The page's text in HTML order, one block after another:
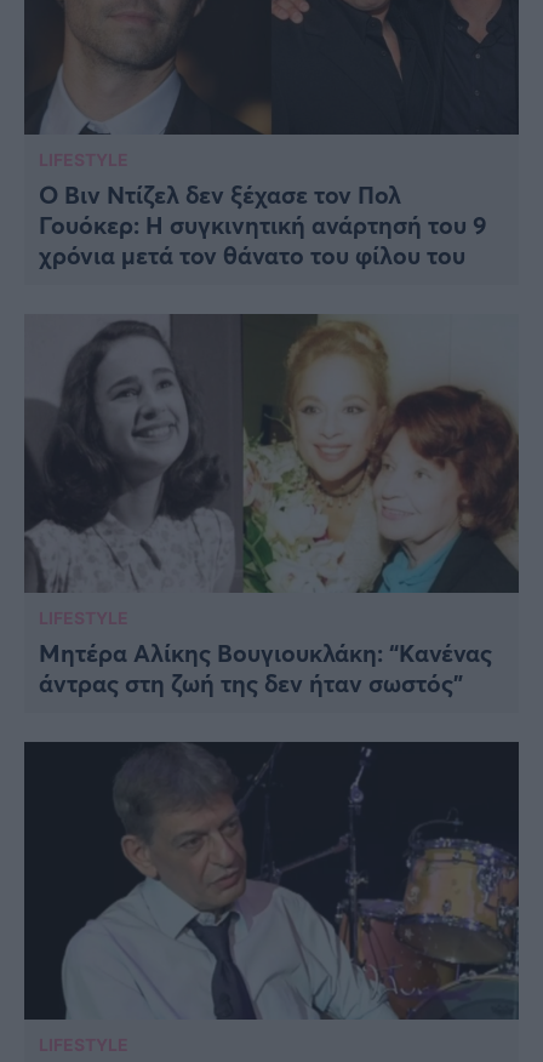
LIFESTYLE
Ο Βιν Ντίζελ δεν ξέχασε τον Πολ
Γουόκερ: Η συγκινητική ανάρτησή του 9
χρόνια μετά τον θάνατο του φίλου του
LIFESTYLE
Μητέρα Αλίκης Βουγιουκλάκη: “Kανένας
άντρας στη ζωή της δεν ήταν σωστός”
LIFESTYLE